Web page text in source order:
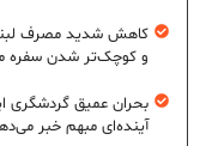
کاهش شدید مصرف
و کوچک‌تر شدن سفره
بحران عمیق گردشگری
آینده‌ای مبهم خبر